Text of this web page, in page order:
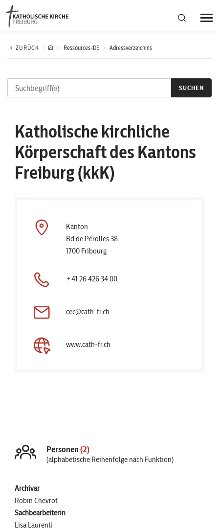
Bistumsregion Deutschfreiburg
Fachstellen
Aktuelles
ZURÜCK Ressources-DE Adressverzeichnis
SUCHEN
Katholische kirchliche
Körperschaft des Kantons
Freiburg (kkK)
Kanton
Bd de Pérolles 38
1700 Fribourg
+41 26 426 34 00
cec@cath-fr.ch
www.cath-fr.ch
Personen(2)
(alphabetische Reihenfolge nach Funktion)
Archivar
Robin Chevrot
Sachbearbeiterin
Lisa Laurenti